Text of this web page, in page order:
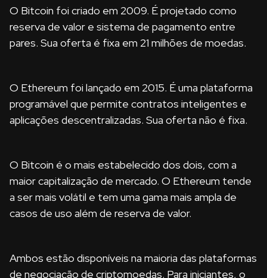
O Bitcoin foi criado em 2009. É projetado como
reserva de valor e sistema de pagamento entre
pares. Sua oferta é fixa em 21 milhões de moedas.
O Ethereum foi lançado em 2015. É uma plataforma
programável que permite contratos inteligentes e
aplicações descentralizadas. Sua oferta não é fixa.
O Bitcoin é o mais estabelecido dos dois, com a
maior capitalização de mercado. O Ethereum tende
a ser mais volátil e tem uma gama mais ampla de
casos de uso além de reserva de valor.
Ambos estão disponíveis na maioria das plataformas
de negociação de criptomoedas. Para iniciantes, o